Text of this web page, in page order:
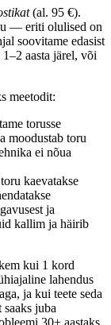
(al. 95 €).
— eriti olulised on
soovitame edasist
aasta järel, või
meetodit:
torusse
moodustab toru
ei nõua
kaevatakse
ja
kallim ja häirib
kui 1 kord
lahendus
ja kui teete seda
juba
30+ aastaks.